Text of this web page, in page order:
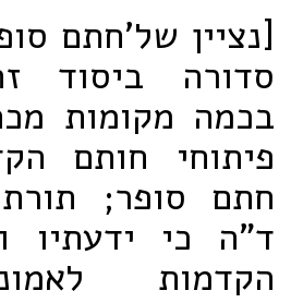
[נציין של'חתם
סדורה ביסוד
בכמה מקומות
פיתוחי חותם
חתם סופר;
ד"ה כי ידעתיו
הקדמות